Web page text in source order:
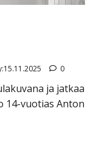
0
ja jatkaa
14-vuotias Anton